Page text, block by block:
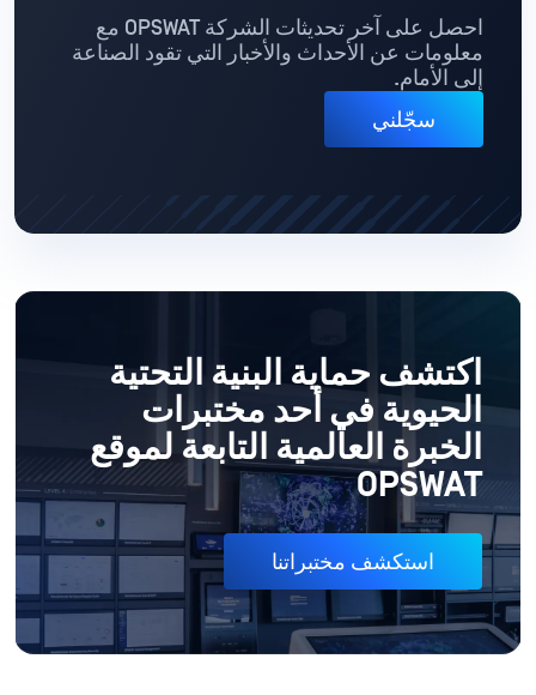
احصل على آخر تحديثات الشركة OPSWAT مع
معلومات عن الأحداث والأخبار التي تقود الصناعة
إلى الأمام.
سجّلني
اكتشف حماية البنية التحتية
الحيوية في أحد مختبرات
الخبرة العالمية التابعة لموقع
OPSWAT
استكشف مختبراتنا